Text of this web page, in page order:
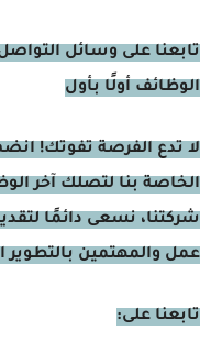
تابعنا على وسائل
الوظائف أولًا بأول
لا تدع الفرصة تفوتك!
الخاصة بنا لتصلك آخر
شركتنا، نسعى دائمًا
عمل والمهتمين بالتطوير
تابعنا على: